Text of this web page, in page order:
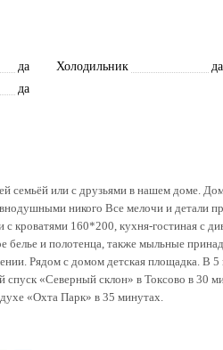
да Холодильник да
да
семьёй или с друзьями в нашем доме.
никого Все мелочи и детали
кроватями 160*200, кухня-гостиная с
белье и полотенца, также мыльные
Рядом с домом детская площадка. В
«Северный склон» в Токсово в 30
«Охта Парк» в 35 минутах.